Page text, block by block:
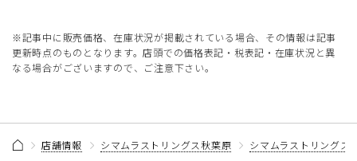
※記事中に販売価格、在庫状況が掲載されている場合、その情報は記事
更新時点のものとなります。店頭での価格表記・税表記・在庫状況と異
なる場合がございますので、ご注意下さい。
店舗情報 シマムラストリングス秋葉原 シマムラストリングス